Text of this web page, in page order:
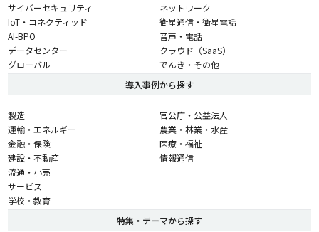
サイバーセキュリティ
IoT・コネクティッド
AI-BPO
データセンター
グローバル
ネットワーク
衛星通信・衛星電話
音声・電話
クラウド（SaaS）
でんき・その他
導入事例から探す
製造
運輸・エネルギー
金融・保険
建設・不動産
流通・小売
サービス
学校・教育
官公庁・公益法人
農業・林業・水産
医療・福祉
情報通信
特集・テーマから探す